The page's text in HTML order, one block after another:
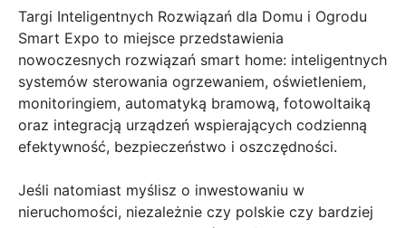
Targi Inteligentnych Rozwiązań dla Domu i Ogrodu
Smart Expo to miejsce przedstawienia
nowoczesnych rozwiązań smart home: inteligentnych
systemów sterowania ogrzewaniem, oświetleniem,
monitoringiem, automatyką bramową, fotowoltaiką
oraz integracją urządzeń wspierających codzienną
efektywność, bezpieczeństwo i oszczędności.
Jeśli natomiast myślisz o inwestowaniu w
nieruchomości, niezależnie czy polskie czy bardziej